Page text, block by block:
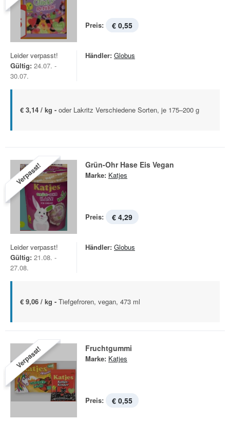
Preis: € 0,55
Leider verpasst!
Gültig: 24.07. -
30.07.
Händler: Globus
€ 3,14 / kg - oder Lakritz Verschiedene Sorten, je 175–200 g
Verpasst! Grün-Ohr Hase Eis Vegan
Marke: Katjes
Preis: € 4,29
Leider verpasst!
Gültig: 21.08. -
27.08.
Händler: Globus
€ 9,06 / kg - Tiefgefroren, vegan, 473 ml
Verpasst! Fruchtgummi
Marke: Katjes
Preis: € 0,55